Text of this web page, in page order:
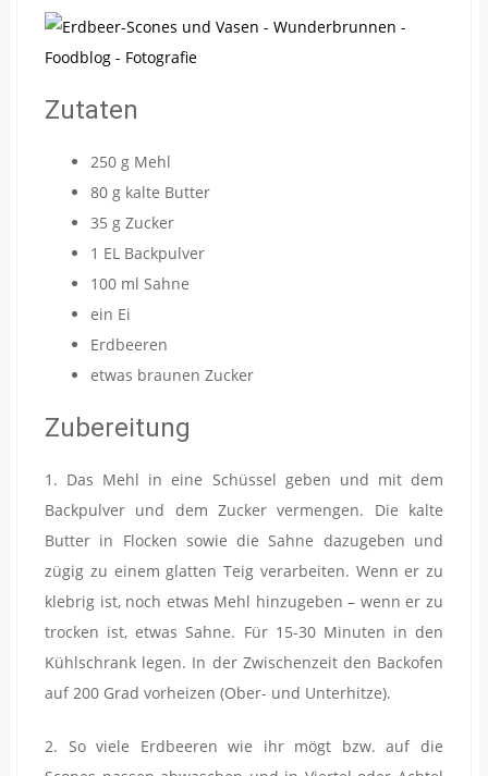
Zutaten
250 g Mehl
80 g kalte Butter
35 g Zucker
1 EL Backpulver
100 ml Sahne
ein Ei
Erdbeeren
etwas braunen Zucker
Zubereitung
1. Das Mehl in eine Schüssel geben und mit dem
Backpulver und dem Zucker vermengen. Die kalte
Butter in Flocken sowie die Sahne dazugeben und
zügig zu einem glatten Teig verarbeiten. Wenn er zu
klebrig ist, noch etwas Mehl hinzugeben – wenn er zu
trocken ist, etwas Sahne. Für 15-30 Minuten in den
Kühlschrank legen. In der Zwischenzeit den Backofen
auf 200 Grad vorheizen (Ober- und Unterhitze).
2. So viele Erdbeeren wie ihr mögt bzw. auf die